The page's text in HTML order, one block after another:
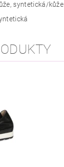
syntetická/kůže